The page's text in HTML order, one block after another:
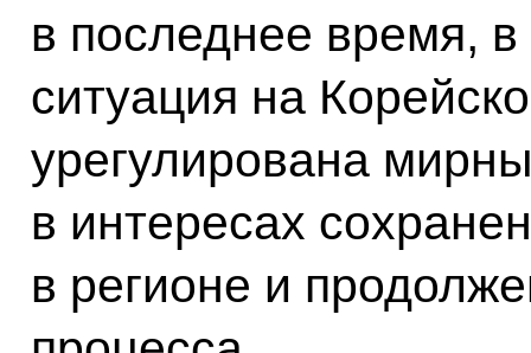
в последнее время,
ситуация на
урегулирована
в интересах
в регионе и